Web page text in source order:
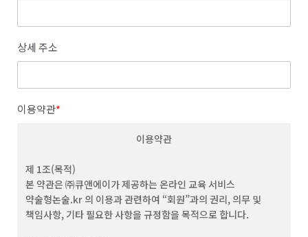
상세 주소
이용약관*
이용약관
제 1조(목적)
본 약관은 ㈜큐앤에이가 제공하는 온라인 교육 서비스
약술형논술.kr 의 이용과 관련하여 “회원”과의 권리, 의무 및
책임사항, 기타 필요한 사항을 규정함을 목적으로 합니다.